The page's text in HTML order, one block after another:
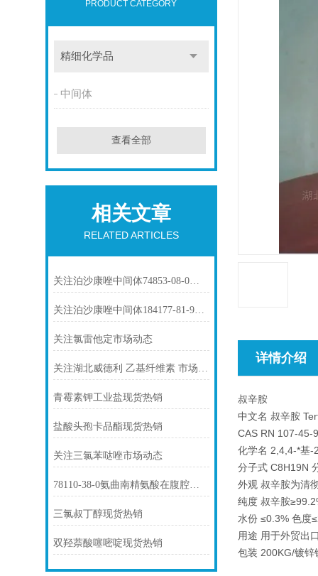
PRODUCT CATEGORY
精细化学品
中间体
查看全部
相关文章
RELATED ARTICLES
关注泊沙康唑中间体74853-08-0市场动态
关注泊沙康唑中间体184177-81-9市场动态
关注氯雷他定市场动态
关注湖北威德利 乙基纤维素 市场动态
青霉素钾工业盐现货热销
盐酸头孢卡品酯现货热销
关注三氯苯哒唑市场动态
78110-38-0氨曲南精氨酸在腹腔感染中的应用
三氯叔丁醇现货热销
双羟萘酸噻嘧啶现货热销
详情介绍
叔辛胺
中文名 叔辛胺
CAS RN 107-45-9
化学名 2,4,4-*基-
分子式 C8H19N
外观 叔辛胺为清
纯度 叔辛胺
水份 ≤0.3% 色
用途 用于外贸出
包装 200KG/镀锌